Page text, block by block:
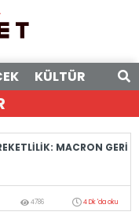
KÜLTÜR
MACRON GERİ
4786 4 Dk 'da oku